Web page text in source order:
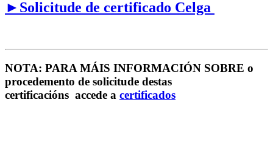
►Solicitude de certificado Celga
NOTA: PARA MÁIS INFORMACIÓN SOBRE o
procedemento de solicitude destas
certificacións accede a certificados